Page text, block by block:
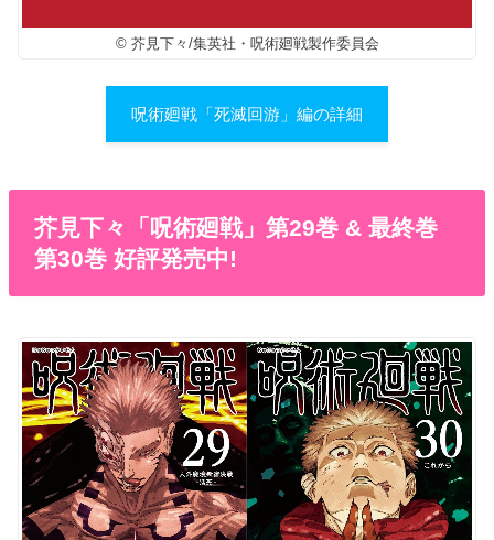
© 芥見下々/集英社・呪術廻戦製作委員会
呪術廻戦「死滅回游」編の詳細
芥見下々「呪術廻戦」第29巻 & 最終巻
第30巻 好評発売中!